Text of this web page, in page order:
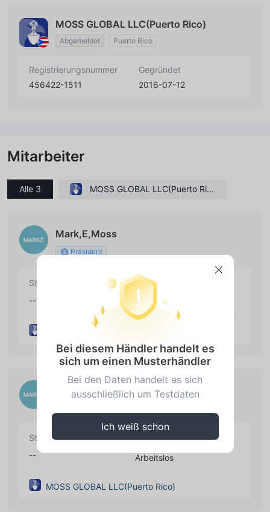
MOSS GLOBAL LLC(Puerto Rico)
Abgemeldet Puerto Rico
Registrierungsnummer
456422-1511
Gegründet
2016-07-12
Mitarbeiter
Alle 3
MOSS GLOBAL LLC(Puerto Ric
Mark,E,Moss
Präsident
Startdatum
--
Zustand
Arbeitslos
Mark,E,Moss
Startdatum
--
Zustand
Arbeitslos
MOSS GLOBAL LLC(Puerto Rico)
Bei diesem Händler handelt es
sich um einen Musterhändler
Bei den Daten handelt es sich
ausschließlich um Testdaten
Ich weiß schon